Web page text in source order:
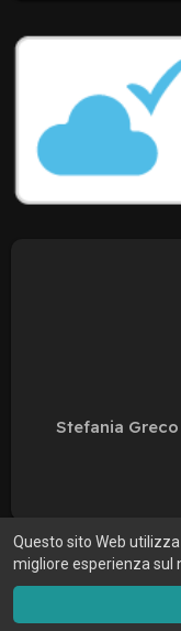
Questo sito Web
migliore esperienza sul
Stefania